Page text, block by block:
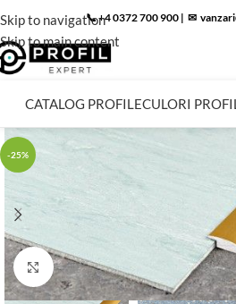
Skip to navigation
Skip to main content
📞 +4 0372 700 900 | ✉︎
CATALOG PROFILECULORI
-25%
Click to enlarge